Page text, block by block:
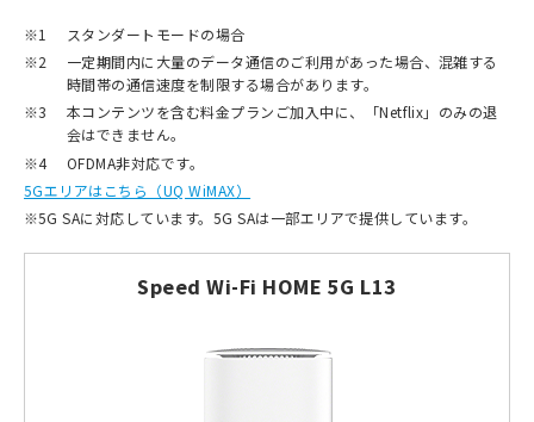
※1
スタンダートモードの場合
※2
一定期間内に大量のデータ通信のご利用があった場合、混雑する
時間帯の通信速度を制限する場合があります。
※3
本コンテンツを含む料金プランご加入中に、「Netflix」のみの退
会はできません。
※4
OFDMA非対応です。
5Gエリアはこちら（UQ WiMAX）
※5G SAに対応しています。5G SAは一部エリアで提供しています。
Speed Wi-Fi HOME 5G L13